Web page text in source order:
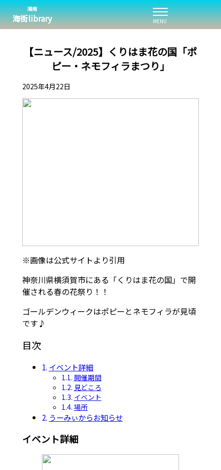
湘南
海街library MENU
【ニュース/2025】くりはま花の国「ポ
ピー・ネモフィラまつり」
2025年4月22日
※画像は公式サイトより引用
神奈川県横須賀市にある「くりはま花の国」で開
催される春の花祭り！！
ゴールデンウィークはポピーとネモフィラが見頃
です♪
目次
イベント詳細
開催期間
見どころ
イベント
場所
うーみぃからお知らせ
イベント詳細